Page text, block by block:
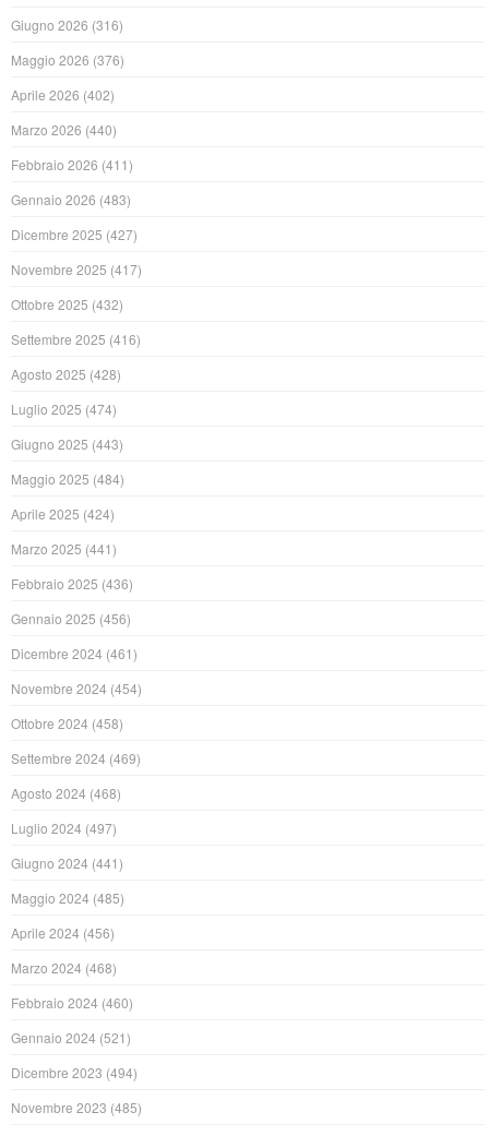
Giugno 2026 (316)
Maggio 2026 (376)
Aprile 2026 (402)
Marzo 2026 (440)
Febbraio 2026 (411)
Gennaio 2026 (483)
Dicembre 2025 (427)
Novembre 2025 (417)
Ottobre 2025 (432)
Settembre 2025 (416)
Agosto 2025 (428)
Luglio 2025 (474)
Giugno 2025 (443)
Maggio 2025 (484)
Aprile 2025 (424)
Marzo 2025 (441)
Febbraio 2025 (436)
Gennaio 2025 (456)
Dicembre 2024 (461)
Novembre 2024 (454)
Ottobre 2024 (458)
Settembre 2024 (469)
Agosto 2024 (468)
Luglio 2024 (497)
Giugno 2024 (441)
Maggio 2024 (485)
Aprile 2024 (456)
Marzo 2024 (468)
Febbraio 2024 (460)
Gennaio 2024 (521)
Dicembre 2023 (494)
Novembre 2023 (485)